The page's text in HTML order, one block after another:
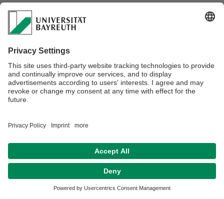
Datenschutzerklärung
Barrierefreiheitserklärung